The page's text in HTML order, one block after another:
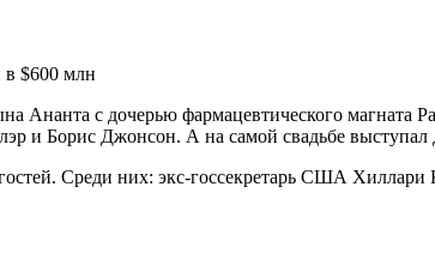
Ананта с дочерью фармацевтического
и Борис Джонсон. А на самой свадьбе
Среди них: экс-госсекретарь США